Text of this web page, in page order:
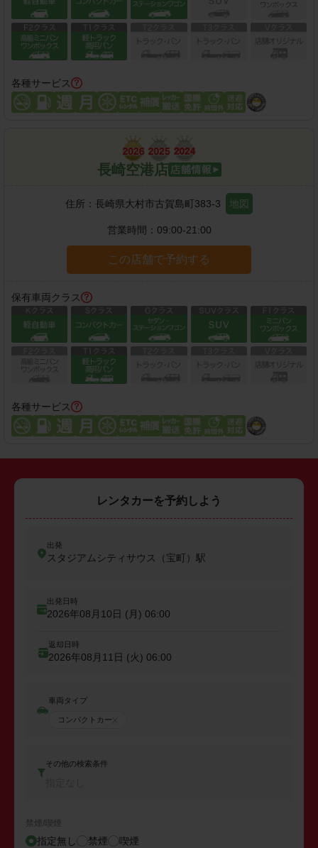
各種サービス
長崎空港店
住所： 長崎県大村市古賀島町383-3 地図
営業時間： 09:00-21:00
この店舗で予約する
保有車両クラス
各種サービス
レンタカーを予約しよう
出発
スタジアムシティサウス（宝町）駅
出発日時
2026年08月10日 (月) 06:00
返却日時
2026年08月11日 (火) 06:00
車両タイプ
コンパクトカー
その他の検索条件
禁煙/喫煙
指定無し 禁煙 喫煙